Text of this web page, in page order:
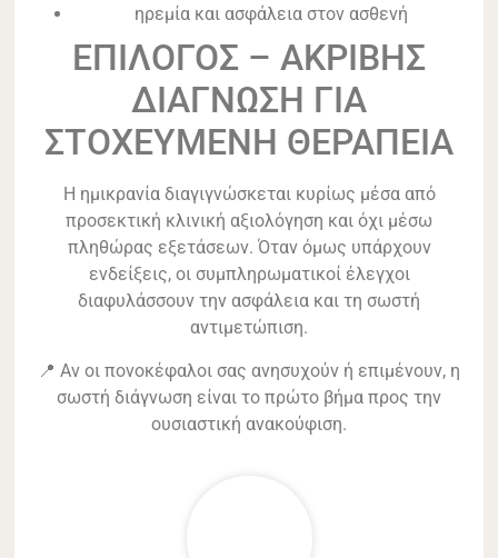
ηρεμία και ασφάλεια στον ασθενή
ΕΠΙΛΟΓΟΣ – ΑΚΡΙΒΗΣ
ΔΙΑΓΝΩΣΗ ΓΙΑ
ΣΤΟΧΕΥΜΕΝΗ ΘΕΡΑΠΕΙΑ
Η ημικρανία διαγιγνώσκεται κυρίως μέσα από
προσεκτική κλινική αξιολόγηση και όχι μέσω
πληθώρας εξετάσεων. Όταν όμως υπάρχουν
ενδείξεις, οι συμπληρωματικοί έλεγχοι
διαφυλάσσουν την ασφάλεια και τη σωστή
αντιμετώπιση.
📍 Αν οι πονοκέφαλοι σας ανησυχούν ή επιμένουν, η
σωστή διάγνωση είναι το πρώτο βήμα προς την
ουσιαστική ανακούφιση.